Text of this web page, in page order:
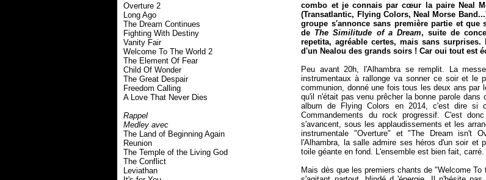
Overture 2
Long Ago
The Dream Continues
Fighting With Destiny
Vanity Fair
Welcome To The World 2
The Element Of Fear
Child Of Wonder
The Great Despair
Freedom Calling
A Love That Never Dies
Rappel
Medley avec
The Land of Beginning Again
Reunion
The Temple of the Living God
The Conflict
Leviathan
combo et je connais par cœur la paire Neal
(Transatlantic, Flying Colors, Neal Morse
groupe s'annonce sans première partie et que
de The Similitude of a Dream, suite de
repetita, agréable certes, mais sans
d'un Nealou des grands soirs ! Car oui tout est
Peu avant 20h, l'Alhambra se remplit. La
instrumentaux à rallonge va sonner ce soir et le
communion, donné une fois tous les deux ans par
qu'il n'était pas venu prêcher la bonne parole
album de Flying Colors en 2014, c'est dire si
Commandements du rock progressif. C'est
s'avancent, sous les applaudissements et les
instrumentale "Overture" et "The Dream isn't
l'Alhambra, la salle admire ses héros d'un soir et
toile géante en fond. L'ensemble est bien fait,
Mais dès que les premiers chants de "Welcome